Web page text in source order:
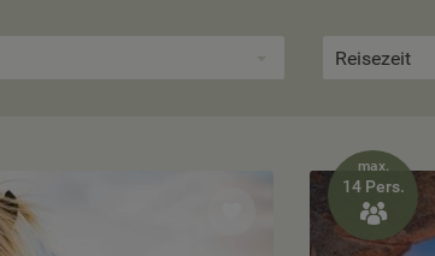
Reisezeit
max.
14 Pers.
